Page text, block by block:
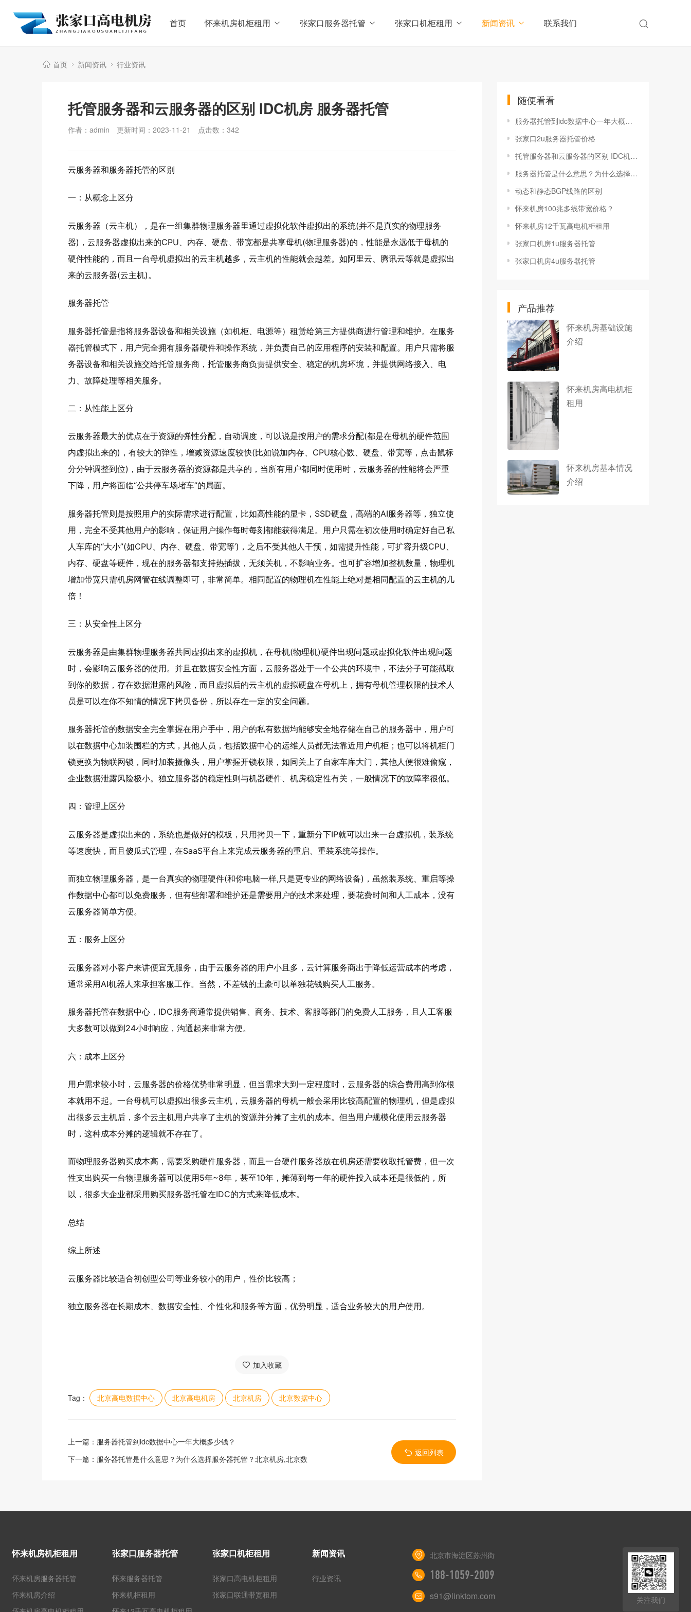
首页 怀来机房机柜租用 张家口服务器托管 张家口机柜租用 新闻资讯 联系我们
首页 新闻资讯 行业资讯
托管服务器和云服务器的区别 IDC机房 服务器托管
作者：admin 更新时间：2023-11-21 点击数： 342
云服务器和服务器托管的区别
一：从概念上区分
云服务器（云主机），是在一组集群物理服务器里通过虚拟化软件虚拟出的系统(并不是真实的物理服务
器)，云服务器虚拟出来的CPU、内存、硬盘、带宽都是共享母机(物理服务器)的，性能是永远低于母机的
硬件性能的，而且一台母机虚拟出的云主机越多，云主机的性能就会越差。如阿里云、腾讯云等就是虚拟出
来的云服务器(云主机)。
服务器托管
服务器托管是指将服务器设备和相关设施（如机柜、电源等）租赁给第三方提供商进行管理和维护。在服务
器托管模式下，用户完全拥有服务器硬件和操作系统，并负责自己的应用程序的安装和配置。用户只需将服
务器设备和相关设施交给托管服务商，托管服务商负责提供安全、稳定的机房环境，并提供网络接入、电
力、故障处理等相关服务。
二：从性能上区分
云服务器最大的优点在于资源的弹性分配，自动调度，可以说是按用户的需求分配(都是在母机的硬件范围
内虚拟出来的)，有较大的弹性，增减资源速度较快(比如说加内存、CPU核心数、硬盘、带宽等，点击鼠标
分分钟调整到位)，由于云服务器的资源都是共享的，当所有用户都同时使用时，云服务器的性能将会严重
下降，用户将面临“公共停车场堵车”的局面。
服务器托管则是按照用户的实际需求进行配置，比如高性能的显卡，SSD硬盘，高端的AI服务器等，独立使
用，完全不受其他用户的影响，保证用户操作每时每刻都能获得满足。用户只需在初次使用时确定好自己私
人车库的“大小”(如CPU、内存、硬盘、带宽等’)，之后不受其他人干预，如需提升性能，可扩容升级CPU、
内存、硬盘等硬件，现在的服务器都支持热插拔，无须关机，不影响业务。也可扩容增加整机数量，物理机
增加带宽只需机房网管在线调整即可，非常简单。相同配置的物理机在性能上绝对是相同配置的云主机的几
倍！
三：从安全性上区分
云服务器是由集群物理服务器共同虚拟出来的虚拟机，在母机(物理机)硬件出现问题或虚拟化软件出现问题
时，会影响云服务器的使用。并且在数据安全性方面，云服务器处于一个公共的环境中，不法分子可能截取
到你的数据，存在数据泄露的风险，而且虚拟后的云主机的虚拟硬盘在母机上，拥有母机管理权限的技术人
员是可以在你不知情的情况下拷贝备份，所以存在一定的安全问题。
服务器托管的数据安全完全掌握在用户手中，用户的私有数据均能够安全地存储在自己的服务器中，用户可
以在数据中心加装围栏的方式，其他人员，包括数据中心的运维人员都无法靠近用户机柜；也可以将机柜门
锁更换为物联网锁，同时加装摄像头，用户掌握开锁权限，如同关上了自家车库大门，其他人便很难偷窥，
企业数据泄露风险极小。独立服务器的稳定性则与机器硬件、机房稳定性有关，一般情况下的故障率很低。
四：管理上区分
云服务器是虚拟出来的，系统也是做好的模板，只用拷贝一下，重新分下IP就可以出来一台虚拟机，装系统
等速度快，而且傻瓜式管理，在SaaS平台上来完成云服务器的重启、重装系统等操作。
而独立物理服务器，是一台真实的物理硬件(和你电脑一样,只是更专业的网络设备)，虽然装系统、重启等操
作数据中心都可以免费服务，但有些部署和维护还是需要用户的技术来处理，要花费时间和人工成本，没有
云服务器简单方便。
五：服务上区分
云服务器对小客户来讲便宜无服务，由于云服务器的用户小且多，云计算服务商出于降低运营成本的考虑，
通常采用AI机器人来承担客服工作。当然，不差钱的土豪可以单独花钱购买人工服务。
服务器托管在数据中心，IDC服务商通常提供销售、商务、技术、客服等部门的免费人工服务，且人工客服
大多数可以做到24小时响应，沟通起来非常方便。
六：成本上区分
用户需求较小时，云服务器的价格优势非常明显，但当需求大到一定程度时，云服务器的综合费用高到你根
本就用不起。一台母机可以虚拟出很多云主机，云服务器的母机一般会采用比较高配置的物理机，但是虚拟
出很多云主机后，多个云主机用户共享了主机的资源并分摊了主机的成本。但当用户规模化使用云服务器
时，这种成本分摊的逻辑就不存在了。
而物理服务器购买成本高，需要采购硬件服务器，而且一台硬件服务器放在机房还需要收取托管费，但一次
性支出购买一台物理服务器可以使用5年~8年，甚至10年，摊薄到每一年的硬件投入成本还是很低的，所
以，很多大企业都采用购买服务器托管在IDC的方式来降低成本。
总结
综上所述
云服务器比较适合初创型公司等业务较小的用户，性价比较高；
独立服务器在长期成本、数据安全性、个性化和服务等方面，优势明显，适合业务较大的用户使用。
加入收藏
Tag： 北京高电数据中心 北京高电机房 北京机房 北京数据中心
上一篇： 服务器托管到idc数据中心一年大概多少钱？
下一篇： 服务器托管是什么意思？为什么选择服务器托管？北京机房,北京数
返回列表
随便看看
服务器托管到idc数据中心一年大概多少钱？
张家口2u服务器托管价格
托管服务器和云服务器的区别 IDC机房 服务器托管
服务器托管是什么意思？为什么选择服务器托管？北京机房,北京数据中心,北京高电机房,北京高电机房
动态和静态BGP线路的区别
怀来机房100兆多线带宽价格？
怀来机房12千瓦高电机柜租用
张家口机房1u服务器托管
张家口机房4u服务器托管
产品推荐
怀来机房基础设施
介绍
怀来机房高电机柜
租用
怀来机房基本情况
介绍
怀来机房机柜租用
怀来机房服务器托管
怀来机房介绍
张家口服务器托管
怀来服务器托管
怀来机柜租用
张家口机柜租用
张家口高电机柜租用
张家口联通带宽租用
新闻资讯
行业资讯
北京市海淀区苏州街
188-1059-2009
s91@linktom.com 关注我们